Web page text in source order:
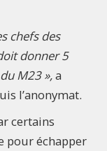
chefs des
donner 5
M23 »,a
l’anonymat.
certains
pour échapper